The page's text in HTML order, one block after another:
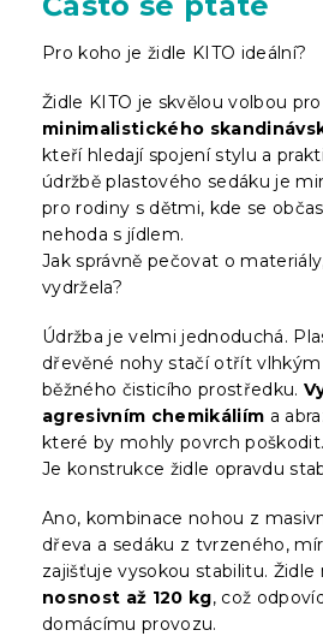
Pro koho je židle KITO ideální?
Židle KITO je skvělou volbou
minimalistického
kteří hledají spojení stylu a
údržbě plastového sedáku je
pro rodiny s dětmi, kde se
nehoda s jídlem.
Jak správně pečovat o
vydržela?
Údržba je velmi jednoduchá.
dřevěné nohy stačí otřít
běžného čisticího prostředku.
agresivním chemikáliím a
které by mohly povrch poškodit.
Je konstrukce židle opravdu
Ano, kombinace nohou z
dřeva a sedáku z tvrzeného,
zajišťuje vysokou stabilitu.
nosnost až 120 kg, což
domácímu provozu.